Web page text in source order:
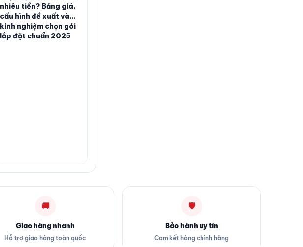
nhiêu tiền? Bảng giá,
cấu hình đề xuất và
kinh nghiệm chọn gói
lắp đặt chuẩn 2025
🚚
Giao hàng nhanh
Hỗ trợ giao hàng toàn quốc
🛡
Bảo hành uy tín
Cam kết hàng chính hãng